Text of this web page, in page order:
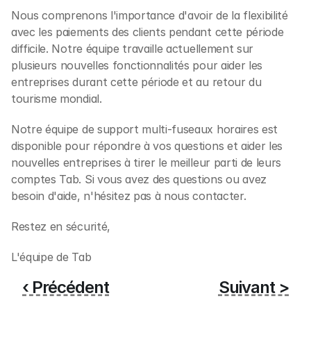
Nous comprenons l'importance d'avoir de la flexibilité
avec les paiements des clients pendant cette période
difficile. Notre équipe travaille actuellement sur
plusieurs nouvelles fonctionnalités pour aider les
entreprises durant cette période et au retour du
tourisme mondial.
Notre équipe de support multi-fuseaux horaires est
disponible pour répondre à vos questions et aider les
nouvelles entreprises à tirer le meilleur parti de leurs
comptes Tab. Si vous avez des questions ou avez
besoin d'aide, n'hésitez pas à nous contacter.
Restez en sécurité,
L'équipe de Tab
‹ Précédent Suivant >